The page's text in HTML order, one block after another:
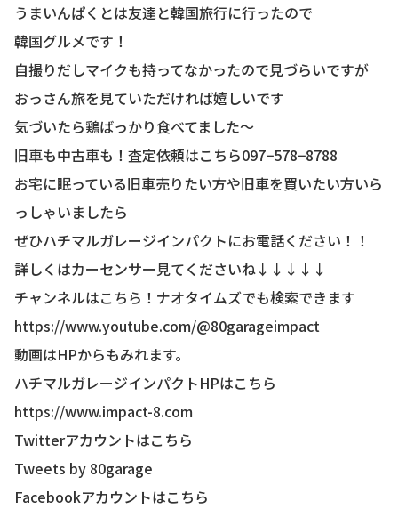
うまいんぱくとは友達と韓国旅行に行ったので
韓国グルメです！
自撮りだしマイクも持ってなかったので見づらいですが
おっさん旅を見ていただければ嬉しいです
気づいたら鶏ばっかり食べてました〜
旧車も中古車も！査定依頼はこちら097−578−8788
お宅に眠っている旧車売りたい方や旧車を買いたい方いら
っしゃいましたら
ぜひハチマルガレージインパクトにお電話ください！！
詳しくはカーセンサー見てくださいね↓↓↓↓↓
チャンネルはこちら！ナオタイムズでも検索できます
https://www.youtube.com/@80garageimpact
動画はHPからもみれます。
ハチマルガレージインパクトHPはこちら
https://www.impact-8.com
Twitterアカウントはこちら
Tweets by 80garage
Facebookアカウントはこちら